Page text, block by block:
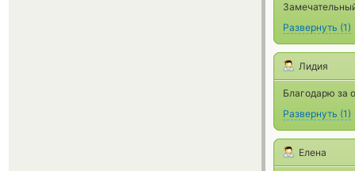
Развернуть (1)
Лидия
Благодарю за
Развернуть (1)
Елена